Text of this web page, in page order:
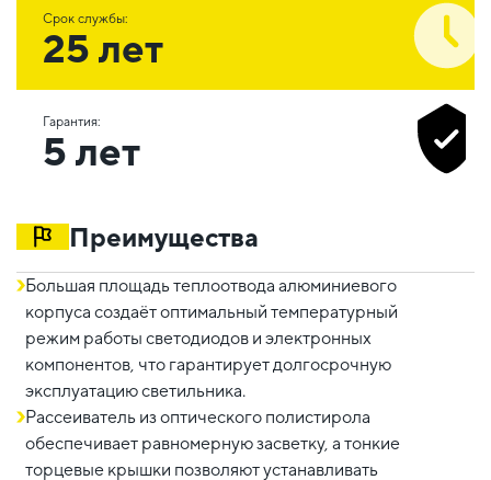
Срок службы:
25 лет
Гарантия:
5 лет
Преимущества
Большая площадь теплоотвода алюминиевого
корпуса создаёт оптимальный температурный
режим работы светодиодов и электронных
компонентов, что гарантирует долгосрочную
эксплуатацию светильника.
Рассеиватель из оптического полистирола
обеспечивает равномерную засветку, а тонкие
торцевые крышки позволяют устанавливать